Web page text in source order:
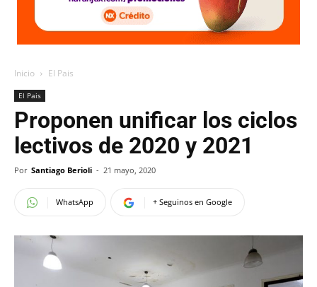
Inicio El Pais
El Pais
Proponen unificar los ciclos
lectivos de 2020 y 2021
Por Santiago Berioli - 21 mayo, 2020
WhatsApp + Seguinos en Google